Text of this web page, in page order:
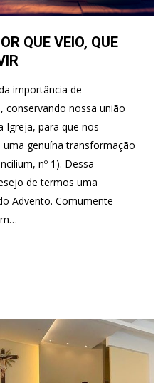
QUE VEIO, QUE
importância de
conservando nossa união
Igreja, para que nos
genuína transformação
nº 1). Dessa
de termos uma
Advento. Comumente